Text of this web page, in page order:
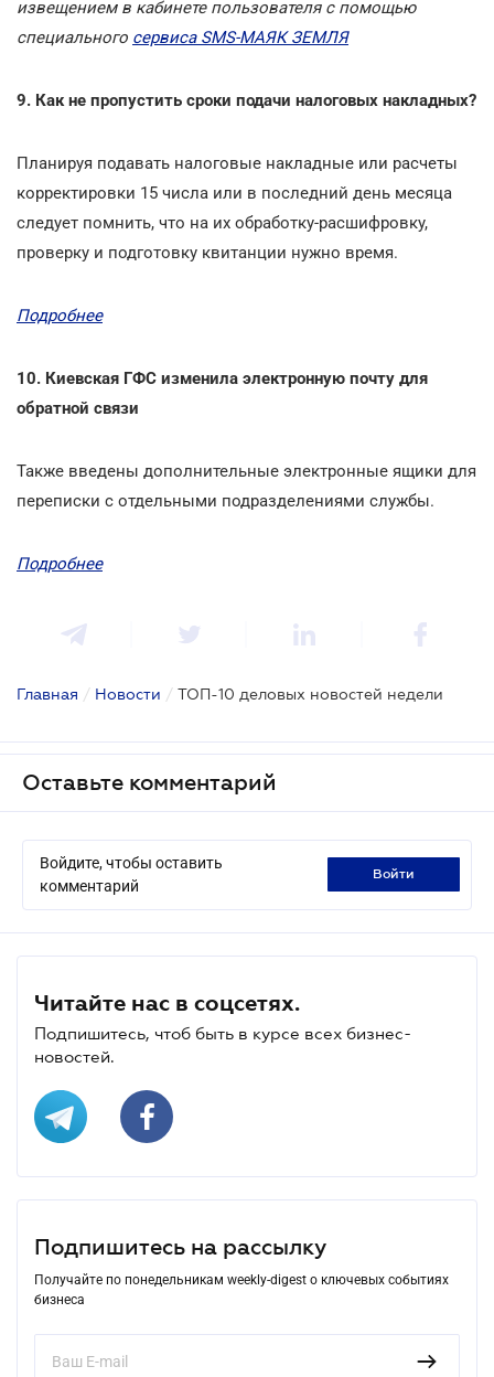
извещением в кабинете пользователя с помощью
специального сервиса SMS-МАЯК ЗЕМЛЯ
9. Как не пропустить сроки подачи налоговых накладных?
Планируя подавать налоговые накладные или расчеты
корректировки 15 числа или в последний день месяца
следует помнить, что на их обработку-расшифровку,
проверку и подготовку квитанции нужно время.
Подробнее
10. Киевская ГФС изменила электронную почту для
обратной связи
Также введены дополнительные электронные ящики для
переписки с отдельными подразделениями службы.
Подробнее
Главная / Новости / ТОП-10 деловых новостей недели
Оставьте комментарий
Войдите, чтобы оставить
комментарий
войти
Читайте нас в соцсетях.
Подпишитесь, чтоб быть в курсе всех бизнес-
новостей.
Подпишитесь на рассылку
Получайте по понедельникам weekly-digest о ключевых событиях
бизнеса